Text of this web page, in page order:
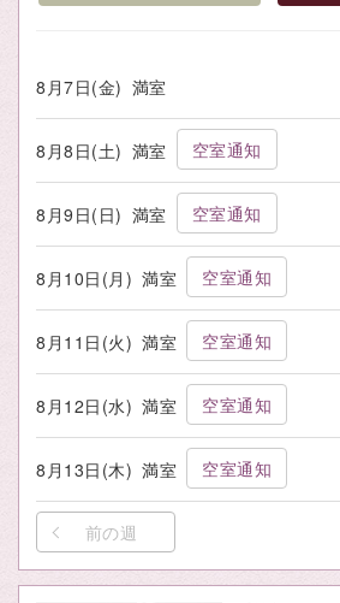
8月7日(金) 満室
8月8日(土) 満室 空室通知
8月9日(日) 満室 空室通知
8月10日(月) 満室 空室通知
8月11日(火) 満室 空室通知
8月12日(水) 満室 空室通知
8月13日(木) 満室 空室通知
前の週